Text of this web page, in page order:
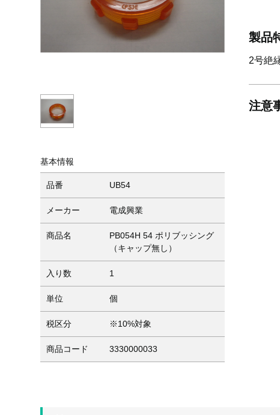
基本情報
品番 UB54
メーカー 電成興業
商品名
PB054H 54 ポリブッシング
（キャップ無し）
入り数 1
単位 個
税区分 ※10%対象
商品コード 3330000033
製品
2号絶
注意